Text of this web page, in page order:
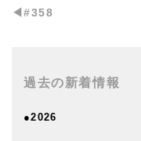
◀︎#358
過去の新着情報
●2026